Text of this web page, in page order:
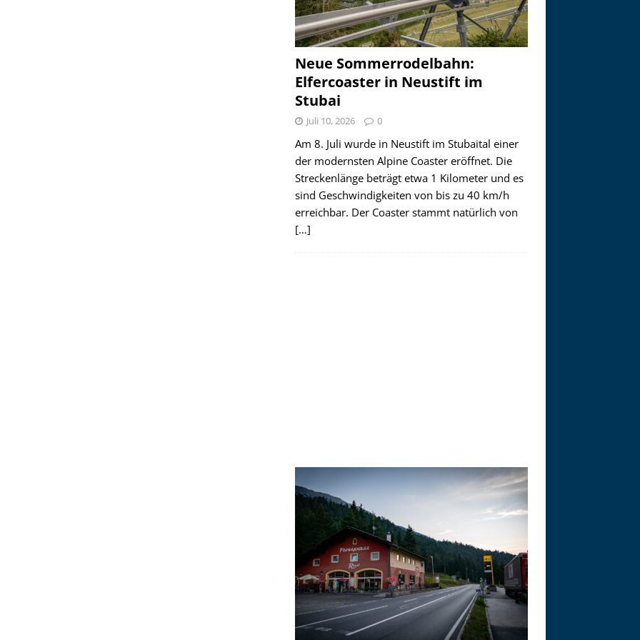
Neue Sommerrodelbahn:
Elfercoaster in Neustift im
Stubai
Juli 10, 2026 0
Am 8. Juli wurde in Neustift im Stubaital einer
der modernsten Alpine Coaster eröffnet. Die
Streckenlänge beträgt etwa 1 Kilometer und es
sind Geschwindigkeiten von bis zu 40 km/h
erreichbar. Der Coaster stammt natürlich von
[…]